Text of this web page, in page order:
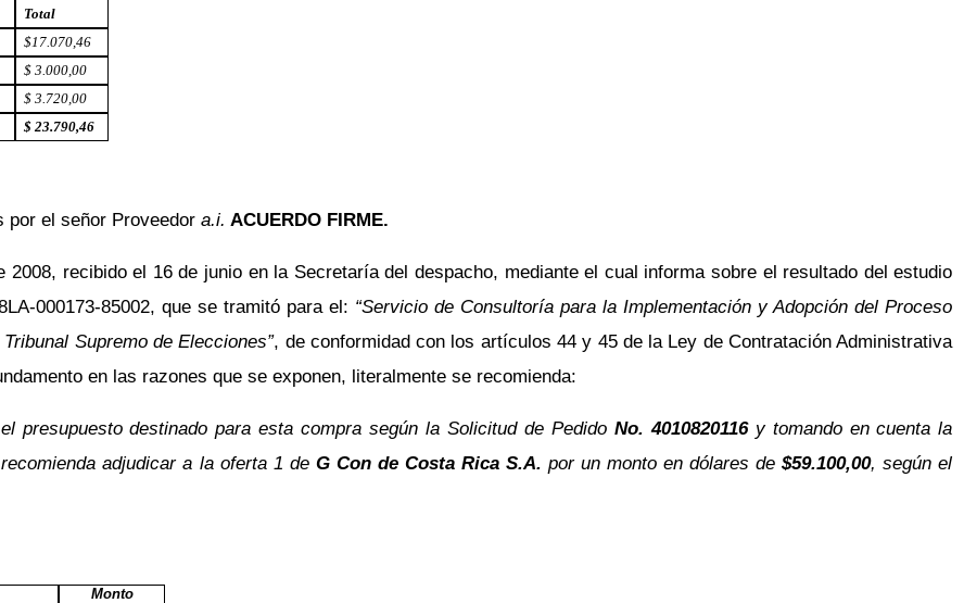
Total
$17.070,46
$ 3.000,00
$ 3.720,00
$ 23.790,46
por el señor Proveedor a.i. ACUERDO FIRME.
2008, recibido el 16 de junio en la Secretaría del despacho, mediante el cual informa sobre el resultado del estudio
000173-85002, que se tramitó para el: “Servicio de Consultoría para la Implementación y Adopción del Proceso
Supremo de Elecciones”, de conformidad con los artículos 44 y 45 de la Ley de Contratación Administrativa
en las razones que se exponen, literalmente se recomienda:
presupuesto destinado para esta compra según la Solicitud de Pedido No. 4010820116y tomando en cuenta la
adjudicar a la oferta 1 de G Con de Costa Rica S.A. por un monto en dólares de$59.100,00, según el
Monto